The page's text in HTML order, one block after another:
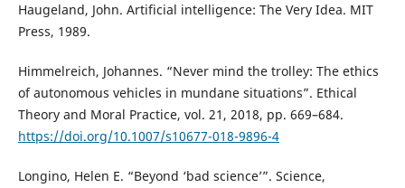
Haugeland, John. Artificial intelligence: The Very Idea. MIT
Press, 1989.
Himmelreich, Johannes. “Never mind the trolley: The ethics
of autonomous vehicles in mundane situations”. Ethical
Theory and Moral Practice, vol. 21, 2018, pp. 669–684.
https://doi.org/10.1007/s10677-018-9896-4
Longino, Helen E. “Beyond ‘bad science’”. Science,